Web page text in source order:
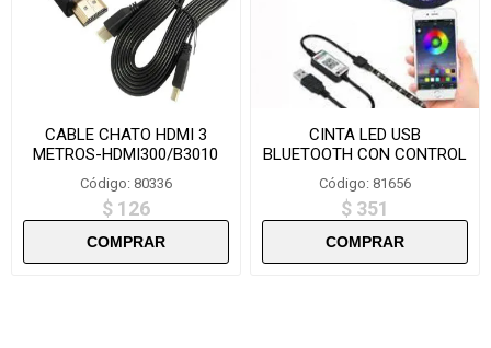
CABLE CHATO HDMI 3
METROS-HDMI300/B3010
Código: 80336
$ 126
CINTA LED USB
BLUETOOTH CON CONTROL
5 METROS LED-500
Código: 81656
$ 351